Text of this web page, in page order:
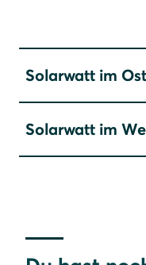
Solarwatt im
Solarwatt Dresden
Solarwatt im
Solarwatt